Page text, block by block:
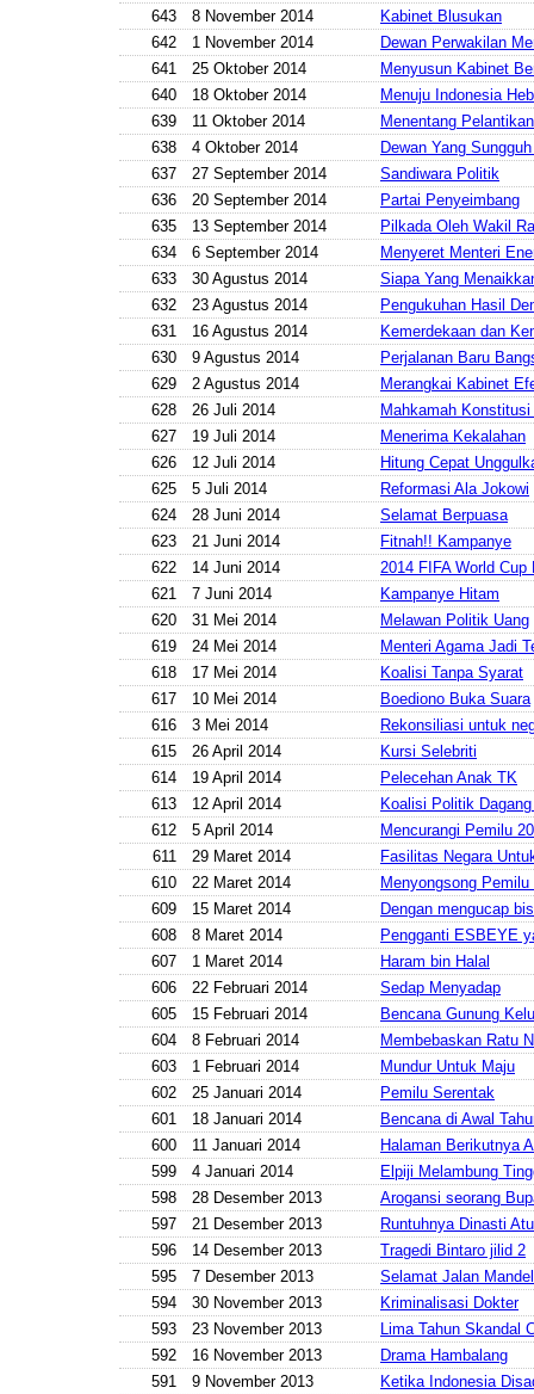
643
8 November 2014
Kabinet Blusukan
642
1 November 2014
Dewan Perwakilan
641
25 Oktober 2014
Menyusun Kabinet
640
18 Oktober 2014
Menuju Indonesia
639
11 Oktober 2014
Menentang
638
4 Oktober 2014
Dewan Yang
637
27 September 2014
Sandiwara Politik
636
20 September 2014
Partai Penyeimbang
635
13 September 2014
Pilkada Oleh Wakil
634
6 September 2014
Menyeret Menteri
633
30 Agustus 2014
Siapa Yang
632
23 Agustus 2014
Pengukuhan Hasil
631
16 Agustus 2014
Kemerdekaan dan
630
9 Agustus 2014
Perjalanan Baru
629
2 Agustus 2014
Merangkai Kabinet
628
26 Juli 2014
Mahkamah
627
19 Juli 2014
Menerima Kekalahan
626
12 Juli 2014
Hitung Cepat
625
5 Juli 2014
Reformasi Ala Jokowi
624
28 Juni 2014
Selamat Berpuasa
623
21 Juni 2014
Fitnah!! Kampanye
622
14 Juni 2014
2014 FIFA World Cup
621
7 Juni 2014
Kampanye Hitam
620
31 Mei 2014
Melawan Politik Uang
619
24 Mei 2014
Menteri Agama Jadi
618
17 Mei 2014
Koalisi Tanpa Syarat
617
10 Mei 2014
Boediono Buka Suara
616
3 Mei 2014
Rekonsiliasi untuk
615
26 April 2014
Kursi Selebriti
614
19 April 2014
Pelecehan Anak TK
613
12 April 2014
Koalisi Politik
612
5 April 2014
Mencurangi Pemilu
611
29 Maret 2014
Fasilitas Negara
610
22 Maret 2014
Menyongsong Pemilu
609
15 Maret 2014
Dengan mengucap
608
8 Maret 2014
Pengganti ESBEYE
607
1 Maret 2014
Haram bin Halal
606
22 Februari 2014
Sedap Menyadap
605
15 Februari 2014
Bencana Gunung
604
8 Februari 2014
Membebaskan Ratu
603
1 Februari 2014
Mundur Untuk Maju
602
25 Januari 2014
Pemilu Serentak
601
18 Januari 2014
Bencana di Awal
600
11 Januari 2014
Halaman Berikutnya
599
4 Januari 2014
Elpiji Melambung
598
28 Desember 2013
Arogansi seorang
597
21 Desember 2013
Runtuhnya Dinasti
596
14 Desember 2013
Tragedi Bintaro jilid 2
595
7 Desember 2013
Selamat Jalan
594
30 November 2013
Kriminalisasi Dokter
593
23 November 2013
Lima Tahun Skandal
592
16 November 2013
Drama Hambalang
591
9 November 2013
Ketika Indonesia